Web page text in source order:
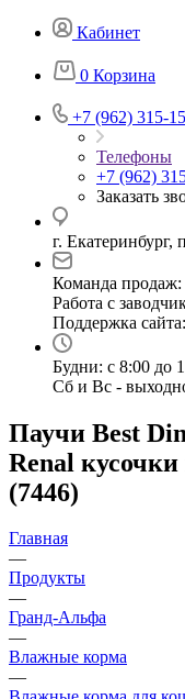
Кабинет
0 Корзина
+7 (962) 315-
Телефоны
+7 (962)
Заказать
г.
Команда продаж:
Работа с
Поддержка сайта:
Будни: с 8:00 до
Сб и Вс -
Паучи Best
Renal кусочки
(7446)
Главная
—
Продукты
—
Гранд-Альфа
—
Влажные корма
—